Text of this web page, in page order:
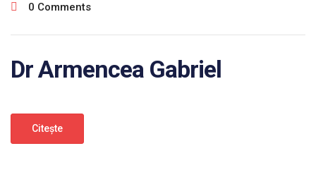
0 Comments
Dr Armencea Gabriel
Citeşte